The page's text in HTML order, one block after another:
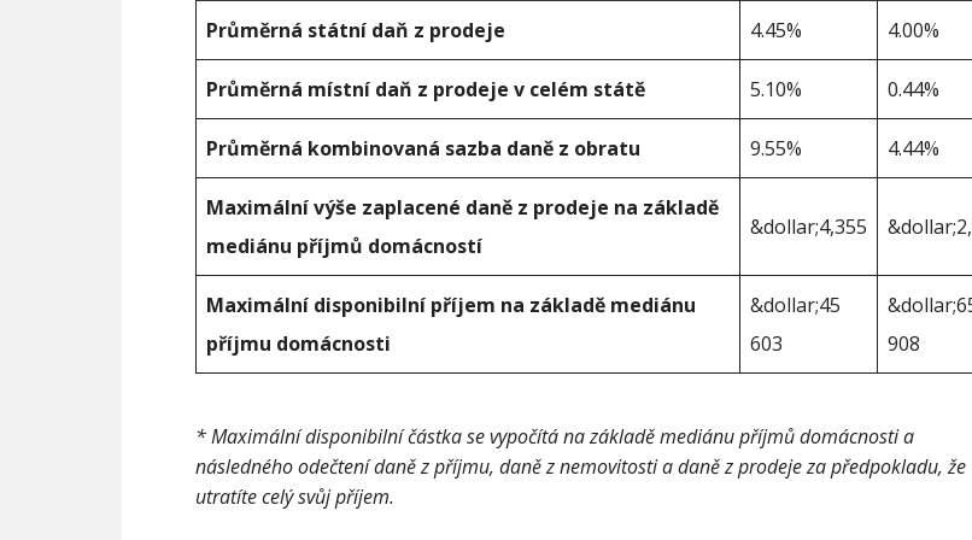
Průměrná státní daň z prodeje 4.45% 4.00%
Průměrná místní daň z prodeje v celém státě 5.10% 0.44%
Průměrná kombinovaná sazba daně z obratu 9.55% 4.44%
Maximální výše zaplacené daně z prodeje na základě
mediánu příjmů domácností
&dollar;4,355
Maximální disponibilní příjem na základě mediánu
příjmu domácnosti
&dollar;45
603
908
* Maximální disponibilní částka se vypočítá na základě mediánu příjmů domácnosti a
následného odečtení daně z příjmu, daně z nemovitosti a daně z prodeje za předpokladu, že
utratíte celý svůj příjem.